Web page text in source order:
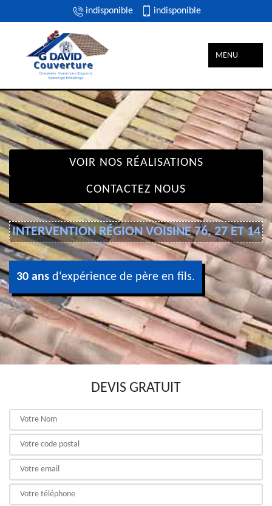
indisponible indisponible
MENU
VOIR NOS RÉALISATIONS
CONTACTEZ NOUS
INTERVENTION RÉGION VOISINE 76, 27 ET 14
30 ans d'expérience de père en fils.
DEVIS GRATUIT